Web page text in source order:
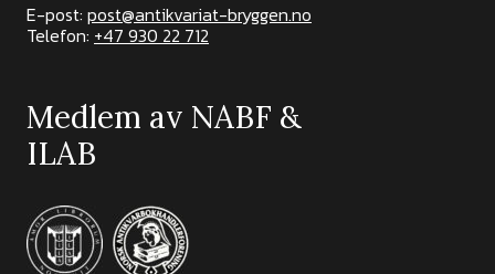
E-post: post@antikvariat-bryggen.no
Telefon: +47 930 22 712
Medlem av NABF &
ILAB